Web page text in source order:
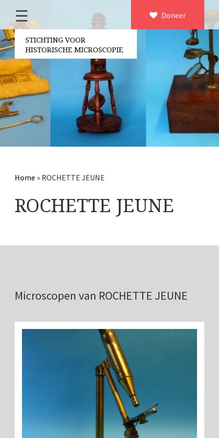
×
Home
Over ons
Contact
Bestuur
Vrijwilligers
Partners
Jaarverslagen
Microscopen
Elektrische meetapparatuur
Divers
Cuff (ca. 1745)
volgens Culpeper (1750-1780)
‘Jones’ most improved type’ (1800-1830)
Long, Gould type (1821-1850)
Chevalier, trommelmicroscoop (1831-1841)
Nachet, ‘grand modèle’ (1856-1862)
Doneer
☰
STICHTING VOOR
HISTORISCHE MICROSCOPIE
Home » ROCHETTE JEUNE
ROCHETTE JEUNE
Microscopen van ROCHETTE JEUNE